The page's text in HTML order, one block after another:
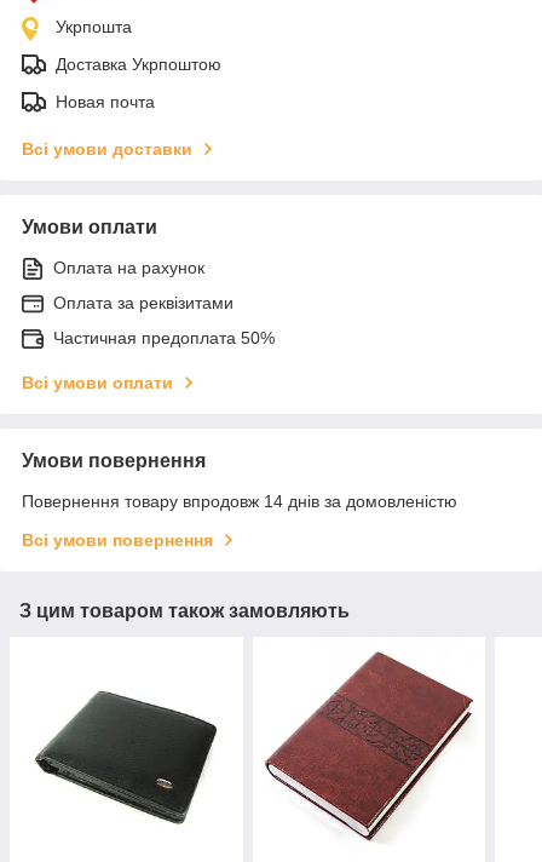
Укрпошта
Доставка Укрпоштою
Новая почта
Всі умови доставки
Умови оплати
Оплата на рахунок
Оплата за реквізитами
Частичная предоплата 50%
Всі умови оплати
Умови повернення
Повернення товару впродовж 14 днів за домовленістю
Всі умови повернення
З цим товаром також замовляють